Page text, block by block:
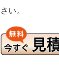
さい。